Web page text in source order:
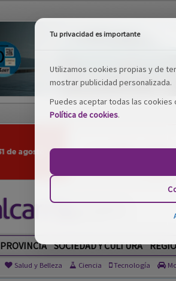
PROVINCIA SOCIEDAD Y CULTURA
Salud y Belleza Ciencia Tecnología
Tu privacidad es importante
Utilizamos cookies propias y de
mostrar publicidad personalizada.
Puedes aceptar todas las
Política de cookies.